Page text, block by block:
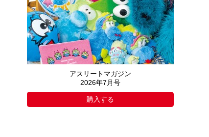
アスリートマガジン
2026年7月号
購入する